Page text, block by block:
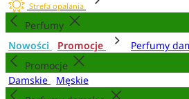
Strefa opalania
Perfumy
Nowości
Promocje Perfumy
Promocje
Damskie
Męskie